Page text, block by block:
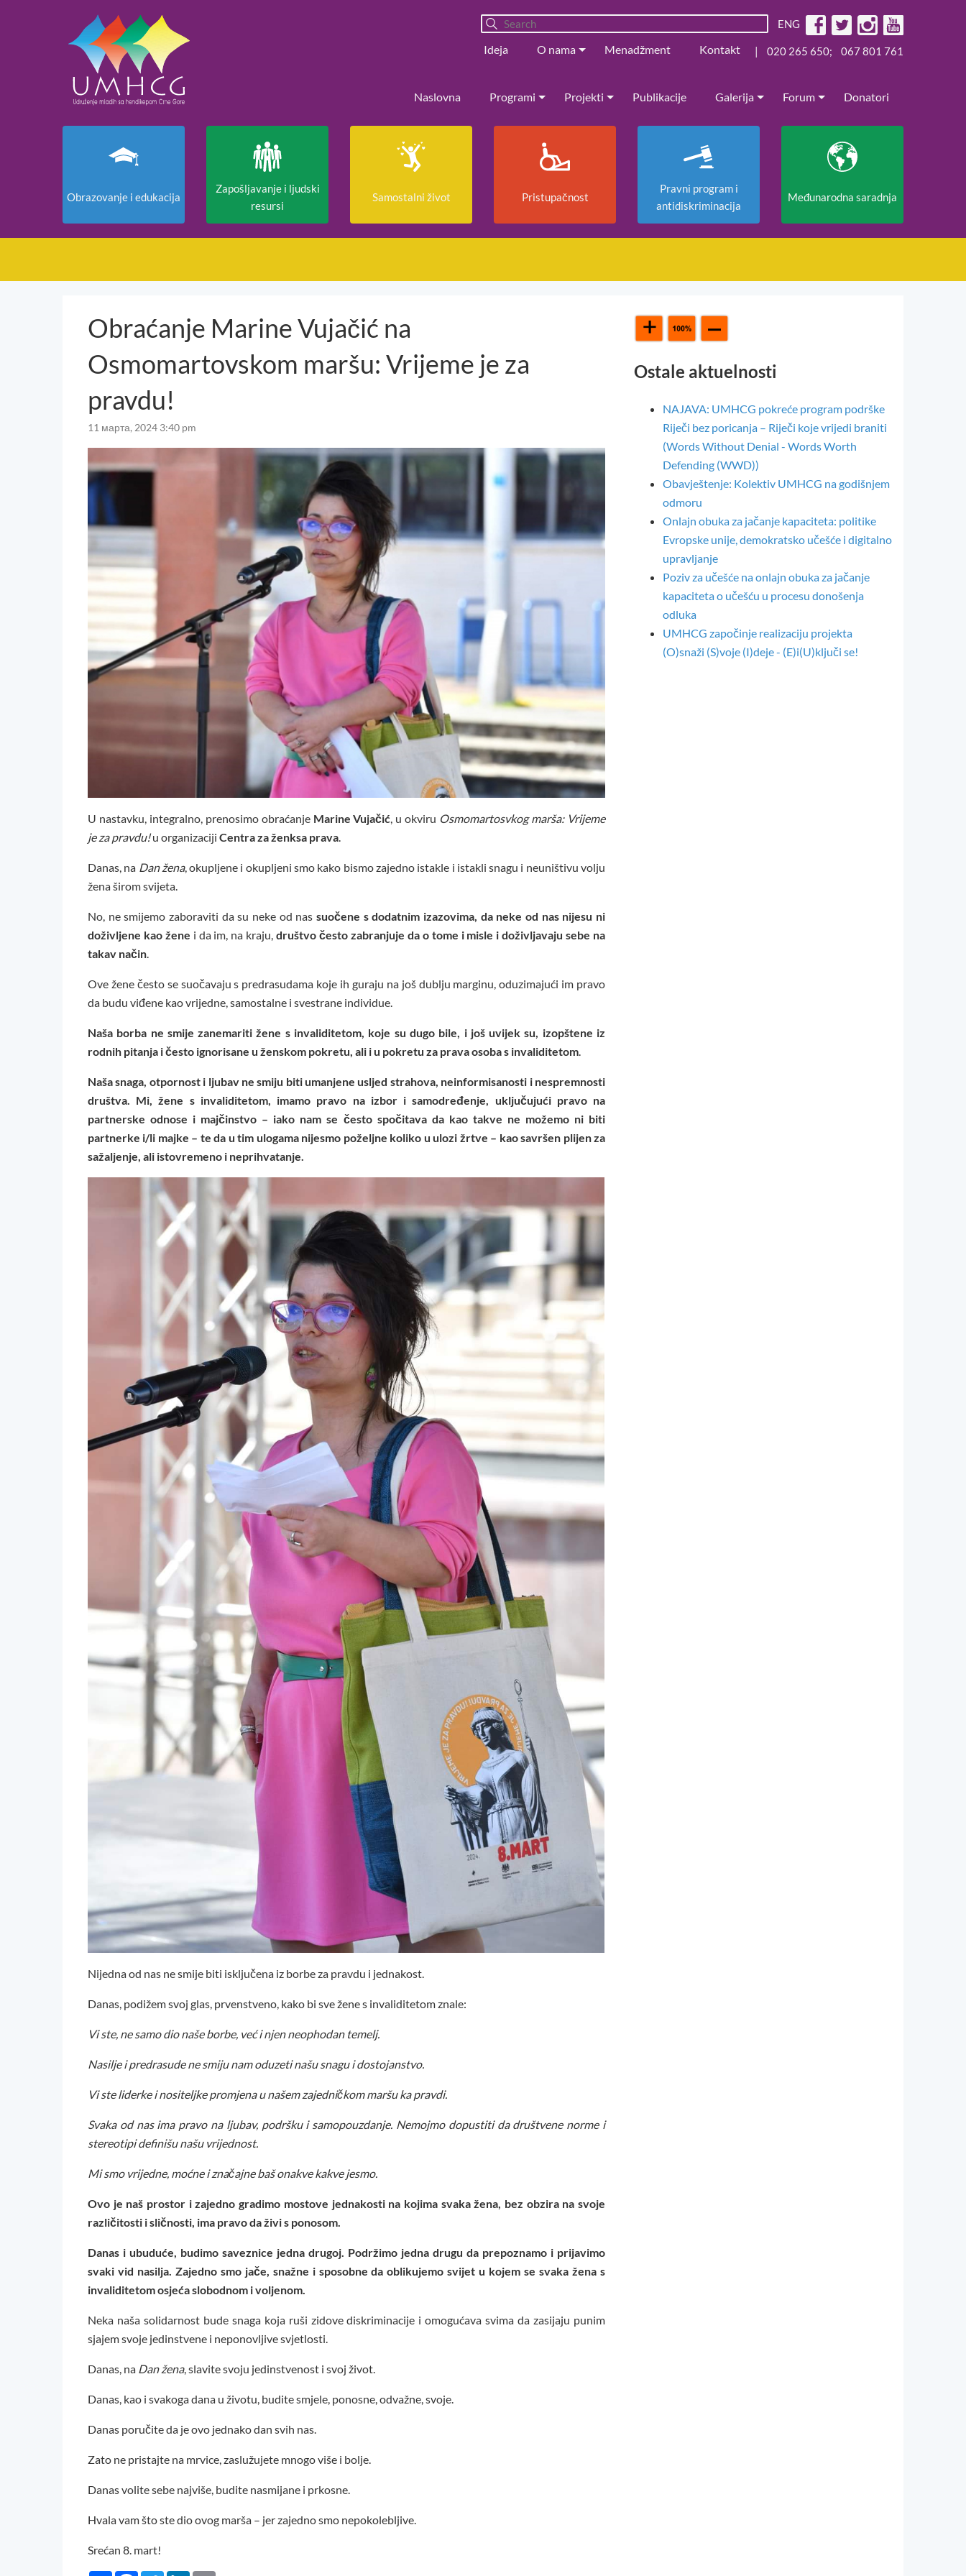
ENG
Ideja O nama Menadžment Kontakt | 020 265 650; 067 801 761
Naslovna Programi Projekti Publikacije Galerija Forum Donatori
Obrazovanje i edukacija
Zapošljavanje i ljudski
resursi
Samostalni život Pristupačnost
Pravni program i
antidiskriminacija
Međunarodna saradnja
Obraćanje Marine Vujačić na
Osmomartovskom maršu: Vrijeme je za
pravdu!
11 марта, 2024 3:40 pm
U nastavku, integralno, prenosimo obraćanje Marine Vujačić, u okviru Osmomartosvkog marša: Vrijeme
je za pravdu!u organizaciji Centra za ženksa prava.
Danas, na Dan žena, okupljene i okupljeni smo kako bismo zajedno istakle i istakli snagu i neuništivu volju
žena širom svijeta.
No, ne smijemo zaboraviti da su neke od nas suočene s dodatnim izazovima, da neke od nas nijesu ni
doživljene kao žene i da im, na kraju,društvo često zabranjuje da o tome i misle i doživljavaju sebe na
takav način.
Ove žene često se suočavaju s predrasudama koje ih guraju na još dublju marginu, oduzimajući im pravo
da budu viđene kao vrijedne, samostalne i svestrane individue.
Naša borba ne smije zanemariti žene s invaliditetom, koje su dugo bile, i još uvijek su, izopštene iz
rodnih pitanja i često ignorisane u ženskom pokretu, ali i u pokretu za prava osoba s invaliditetom.
Naša snaga, otpornost i ljubav ne smiju biti umanjene usljed strahova, neinformisanosti i nespremnosti
društva. Mi, žene s invaliditetom, imamo pravo na izbor i samodređenje, uključujući pravo na
partnerske odnose i majčinstvo – iako nam se često spočitava da kao takve ne možemo ni biti
partnerke i/li majke – te da u tim ulogama nijesmo poželjne koliko u ulozi žrtve – kao savršen plijen za
sažaljenje, ali istovremeno i neprihvatanje.
Nijedna od nas ne smije biti isključena iz borbe za pravdu i jednakost.
Danas, podižem svoj glas, prvenstveno, kako bi sve žene s invaliditetom znale:
Vi ste, ne samo dio naše borbe, već i njen neophodan temelj.
Nasilje i predrasude ne smiju nam oduzeti našu snagu i dostojanstvo.
Vi ste liderke i nositeljke promjena u našem zajedničkom maršu ka pravdi.
Svaka od nas ima pravo na ljubav, podršku i samopouzdanje. Nemojmo dopustiti da društvene norme i
stereotipi definišu našu vrijednost.
Mi smo vrijedne, moćne i značajne baš onakve kakve jesmo.
Ovo je naš prostor i zajedno gradimo mostove jednakosti na kojima svaka žena, bez obzira na svoje
različitosti i sličnosti, ima pravo da živi s ponosom.
Danas i ubuduće, budimo saveznice jedna drugoj. Podržimo jedna drugu da prepoznamo i prijavimo
svaki vid nasilja. Zajedno smo jače, snažne i sposobne da oblikujemo svijet u kojem se svaka žena s
invaliditetom osjeća slobodnom i voljenom.
Neka naša solidarnost bude snaga koja ruši zidove diskriminacije i omogućava svima da zasijaju punim
sjajem svoje jedinstvene i neponovljive svjetlosti.
Danas, na Dan žena, slavite svoju jedinstvenost i svoj život.
Danas, kao i svakoga dana u životu, budite smjele, ponosne, odvažne, svoje.
Danas poručite da je ovo jednako dan svih nas.
Zato ne pristajte na mrvice, zaslužujete mnogo više i bolje.
Danas volite sebe najviše, budite nasmijane i prkosne.
Hvala vam što ste dio ovog marša – jer zajedno smo nepokolebljive.
Srećan 8. mart!
Ostale aktuelnosti
NAJAVA: UMHCG pokreće program podrške
Riječi bez poricanja – Riječi koje vrijedi braniti
(Words Without Denial - Words Worth
Defending (WWD))
Obavještenje: Kolektiv UMHCG na godišnjem
odmoru
Onlajn obuka za jačanje kapaciteta: politike
Evropske unije, demokratsko učešće i digitalno
upravljanje
Poziv za učešće na onlajn obuka za jačanje
kapaciteta o učešću u procesu donošenja
odluka
UMHCG započinje realizaciju projekta
(O)snaži (S)voje (I)deje - (E)i(U)ključi se!